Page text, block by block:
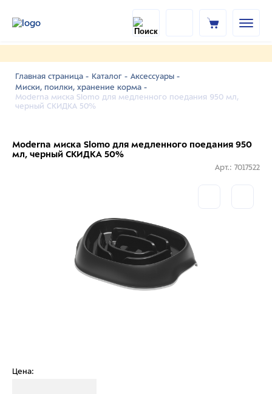
Главная страница - Каталог - Аксессуары -
Миски, поилки, хранение корма -
Moderna миска Slomo для медленного поедания 950 мл,
черный СКИДКА 50%
Moderna миска Slomo для медленного поедания 950
мл, черный СКИДКА 50%
Арт.: 7017522
Цена: